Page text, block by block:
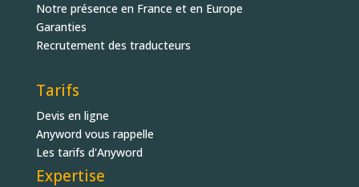
Notre présence en France et en Europe
Garanties
Recrutement des traducteurs
Tarifs
Devis en ligne
Anyword vous rappelle
Les tarifs d'Anyword
Expertise